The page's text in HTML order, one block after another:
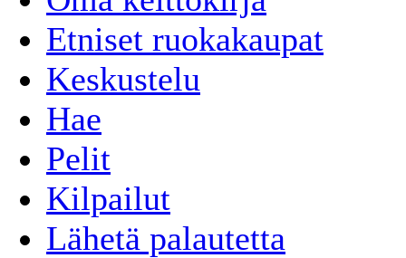
Etniset ruokakaupat
Keskustelu
Hae
Pelit
Kilpailut
Lähetä palautetta